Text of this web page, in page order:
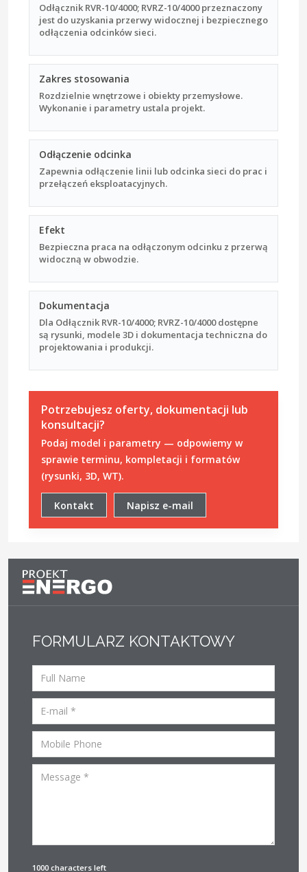
Odłącznik RVR-10/4000; RVRZ-10/4000 przeznaczony
jest do uzyskania przerwy widocznej i bezpiecznego
odłączenia odcinków sieci.
Zakres stosowania
Rozdzielnie wnętrzowe i obiekty przemysłowe.
Wykonanie i parametry ustala projekt.
Odłączenie odcinka
Zapewnia odłączenie linii lub odcinka sieci do prac i
przełączeń eksploatacyjnych.
Efekt
Bezpieczna praca na odłączonym odcinku z przerwą
widoczną w obwodzie.
Dokumentacja
Dla Odłącznik RVR-10/4000; RVRZ-10/4000 dostępne
są rysunki, modele 3D i dokumentacja techniczna do
projektowania i produkcji.
Potrzebujesz oferty, dokumentacji lub
konsultacji?
Podaj model i parametry — odpowiemy w
sprawie terminu, kompletacji i formatów
(rysunki, 3D, WT).
Kontakt Napisz e-mail
FORMULARZ KONTAKTOWY
1000 characters left